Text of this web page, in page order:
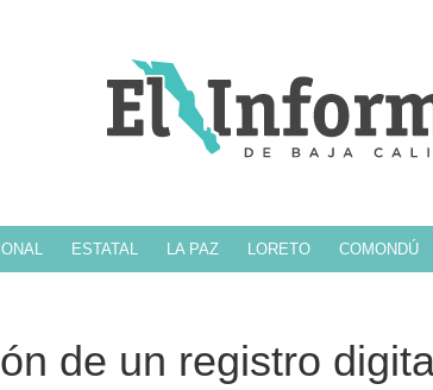
ESTATAL LA PAZ LORETO COMONDÚ
de un registro